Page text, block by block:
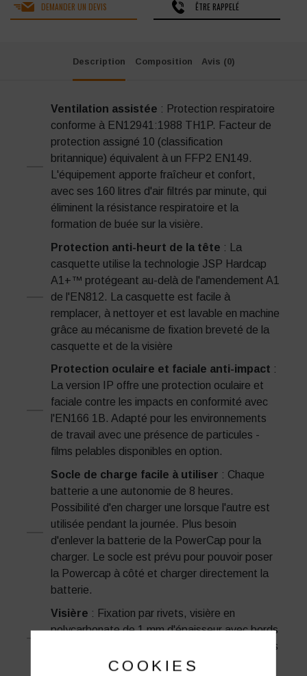
DEMANDER UN DEVIS ÊTRE RAPPELÉ
Description Composition Avis (0)
Ventilation assistée : Protection respiratoire
conforme à EN12941:1988 TH1P. Facteur de
protection assigné 10 (classification
britannique) équivalent à un FFP2 EN149.
L'équipement apporte fraîcheur et confort,
avec ses 160 litres d'air filtrés par minute, qui
éliminent la résistance respiratoire et la
formation de buée sur la visière.
Protection anti-heurt de la tête : La
casquette utilise la technologie JSP Hardcap
A1+™ protégeant au-delà de l'amendement A1
de l'EN812. La casquette est facile à
remplacer, à nettoyer et est lavable en machine
grâce au mécanisme de fixation breveté de la
casquette et de la visière
Protection oculaire et faciale anti-impact :
La version IP offre une protection oculaire et
faciale contre les impacts en conformité avec
l'EN166 1B. Adapté pour les environnements
de travail avec une présence de particules -
films pelables disponibles en option.
Socle de charge facile à utiliser : Chaque
batterie a une autonomie de 8 heures.
Possibilité d'en charger une lorsque l'autre est
utilisée pendant la journée. Plus besoin
d'enlever la batterie de la PowerCap pour la
charger. Le socle est prévu pour pouvoir poser
la Powercap à côté et charger directement la
batterie.
Visière : Fixation par rivets, visière en
polycarbonate de 1 mm d'épaisseur avec bords
en aluminium assurant une protection contre les
COOKIES